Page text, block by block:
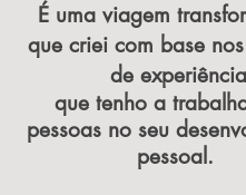
​É uma viagem
que criei com base
de experiência
que tenho a
pessoas no seu
pessoal.